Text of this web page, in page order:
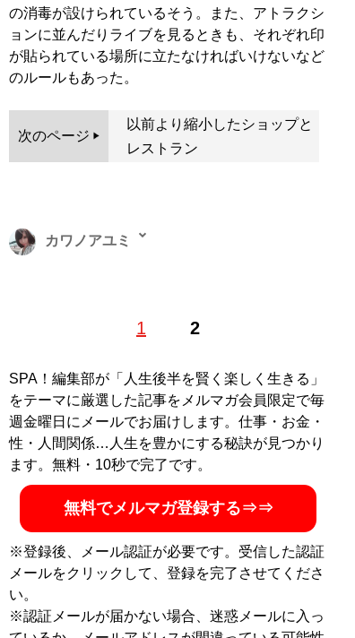
の消毒が設けられているそう。また、アトラクシ
ョンに並んだりライブを見るときも、それぞれ印
が貼られている場所に立たなければいけないなど
のルールもあった。
次のページ
以前より縮小したショップと
レストラン
1 2
カワノアユミ
ター。現在はタイと日本を往復し、夜の街やタイに住む
ジアの日本人キャバクラに潜入就職した著書『底辺キャ
バ嬢、アジアでナンバー1になる』（イーストプレス）
が発売中。X（旧Twitter）：＠ayumikawano
記事一覧へ
SPA！編集部が「人生後半を賢く楽しく生きる」
をテーマに厳選した記事をメルマガ会員限定で毎
週金曜日にメールでお届けします。仕事・お金・
性・人間関係…人生を豊かにする秘訣が見つかり
ます。無料・10秒で完了です。
無料でメルマガ登録する⇒⇒
※登録後、メール認証が必要です。受信した認証
メールをクリックして、登録を完了させてくださ
い。
※認証メールが届かない場合、迷惑メールに入っ